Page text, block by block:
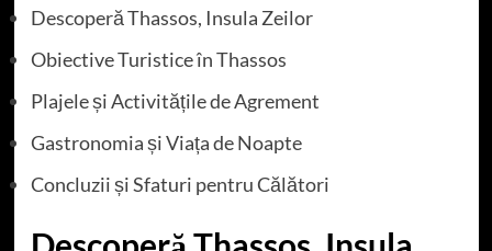
Descoperă Thassos, Insula Zeilor
Obiective Turistice în Thassos
Plajele și Activitățile de Agrement
Gastronomia și Viața de Noapte
Concluzii și Sfaturi pentru Călători